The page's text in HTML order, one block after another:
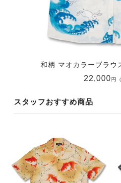
和柄 マオカラーブラウ
22,000円
スタッフおすすめ商品